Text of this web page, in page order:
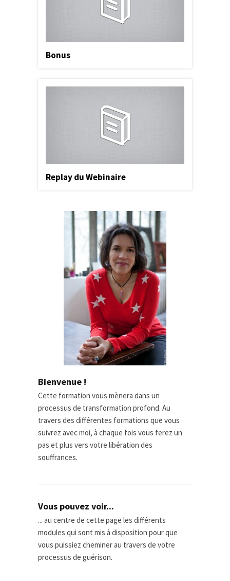
Bonus
Replay du Webinaire
Bienvenue !
Cette formation vous mènera dans un
processus de transformation profond. Au
travers des différentes formations que vous
suivrez avec moi, à chaque fois vous ferez un
pas et plus vers votre libération des
souffrances.
Vous pouvez voir...
... au centre de cette page les différents
modules qui sont mis à disposition pour que
vous puissiez cheminer au travers de votre
processus de guérison.